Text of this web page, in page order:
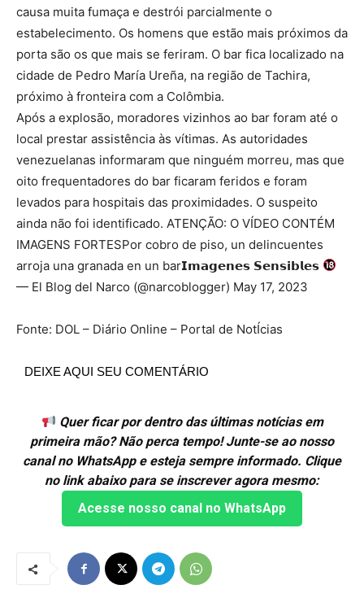
causa muita fumaça e destrói parcialmente o
estabelecimento. Os homens que estão mais próximos da
porta são os que mais se feriram. O bar fica localizado na
cidade de Pedro María Ureña, na região de Tachira,
próximo à fronteira com a Colômbia.
Após a explosão, moradores vizinhos ao bar foram até o
local prestar assistência às vítimas. As autoridades
venezuelanas informaram que ninguém morreu, mas que
oito frequentadores do bar ficaram feridos e foram
levados para hospitais das proximidades. O suspeito
ainda não foi identificado. ATENÇÃO: O VÍDEO CONTÉM
IMAGENS FORTESPor cobro de piso, un delincuentes
arroja una granada en un bar𝗜𝗺𝗮𝗴𝗲𝗻𝗲𝘀 𝗦𝗲𝗻𝘀𝗶𝗯𝗹𝗲𝘀
— El Blog del Narco (@narcoblogger) May 17, 2023
Fonte: DOL – Diário Online – Portal de NotÍcias
DEIXE AQUI SEU COMENTÁRIO
Quer ficar por dentro das últimas notícias em
primeira mão? Não perca tempo! Junte-se ao nosso
canal no WhatsApp e esteja sempre informado. Clique
no link abaixo para se inscrever agora mesmo:
Acesse nosso canal no WhatsApp